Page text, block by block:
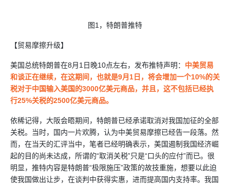
图1，特朗普推特
【贸易摩擦升级】
美国总统特朗普在8月1日晚10点左右，发布推特声明： 中美贸易
和谈正在继续，在这期间，也就是9月1日，将会增加一个10%的关
税对于中国输入美国的3000亿美元商品，并且，这不包括已经执
行25%关税的2500亿美元商品。
依稀记得，大阪会晤期间，特朗普已经承诺取消对我国加征的全部
关税。当时，国内一片欢腾，认为中美贸易摩擦已经告一段落。然
而，在当天的汇评当中，笔者已经明确表示，美国遏制我国经济崛
起的目的尚未达成，所谓的“取消关税”只是“口头的应付”而已。很
明显，推特内容是特朗普“极限施压”政策的故技重施，想要以此迫
使我国做出让步，在谈判中获得实惠，进而提高国内支持率。我国